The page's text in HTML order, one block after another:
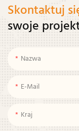
Skontaktuj
swoje
Nazwa
E-Mail
Kraj